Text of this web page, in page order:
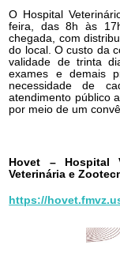
O Hospital
feira, das 8h às
chegada, com
do local. O custo da
validade de trinta
exames e demais
necessidade de
atendimento público
por meio de um
Hovet – Hospital
Veterinária e
https://